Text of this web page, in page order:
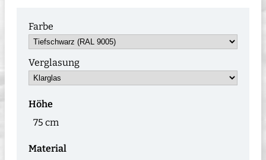
Farbe
Verglasung
Höhe
75 cm
Material